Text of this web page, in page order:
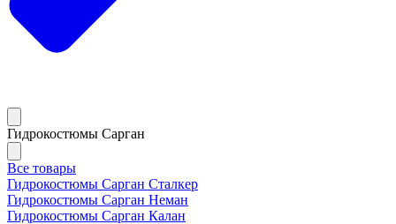
Гидрокостюмы Сарган
Все товары
Гидрокостюмы Сарган Сталкер
Гидрокостюмы Сарган Неман
Гидрокостюмы Сарган Калан